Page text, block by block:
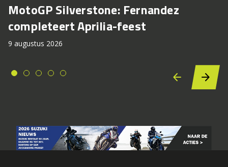
MotoGP Silverstone: Fernandez
completeert Aprilia-feest
9 augustus 2026